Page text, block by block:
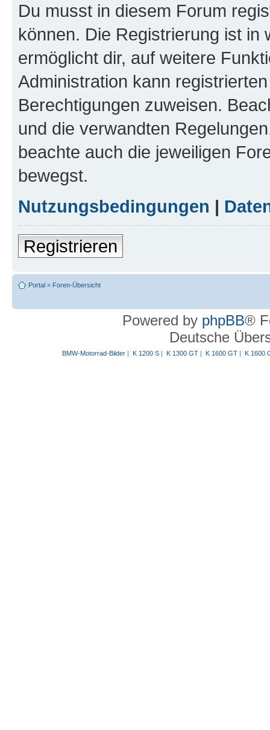
Du musst in diesem Forum
können. Die Registrierung ist in
ermöglicht dir, auf weitere
Administration kann
Berechtigungen zuweisen.
und die verwandten
beachte auch die jeweiligen
bewegst.
Nutzungsbedingungen |
Registrieren
Portal » Foren-Übersicht
Powered by phpBB®
Deutsche
BMW-Motorrad-Bilder| K 1200 S| K 1300 GT| K 1600 GT| K 1600